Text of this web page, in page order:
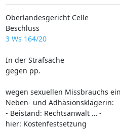
Oberlandesgericht Celle
Beschluss
3 Ws 164/20
In der Strafsache
gegen pp.
wegen sexuellen Missbrauchs
Neben- und Adhäsionsklägerin:
- Beistand: Rechtsanwalt … -
hier: Kostenfestsetzung